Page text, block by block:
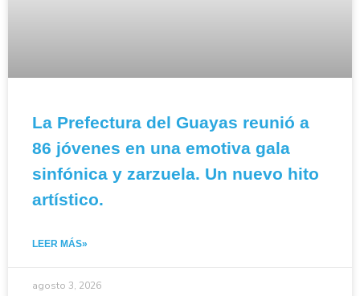
La Prefectura del Guayas reunió a
86 jóvenes en una emotiva gala
sinfónica y zarzuela. Un nuevo hito
artístico.
LEER MÁS»
agosto 3, 2026